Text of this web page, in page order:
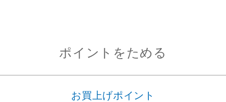
ポイントをためる
お買上げポイント